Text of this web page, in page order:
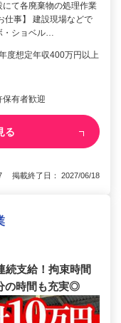
て各廃棄物の処理作業
仕事】 建設現場などで
・ショベル…
想定年収400万円以上
有者歓迎
る
掲載終了日： 2027/06/18
続支給！拘束時間
の時間も充実◎